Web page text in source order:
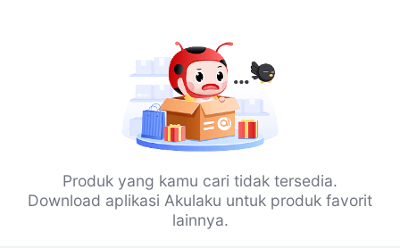
Produk yang kamu cari tidak tersedia.
Download aplikasi Akulaku untuk produk favorit
lainnya.